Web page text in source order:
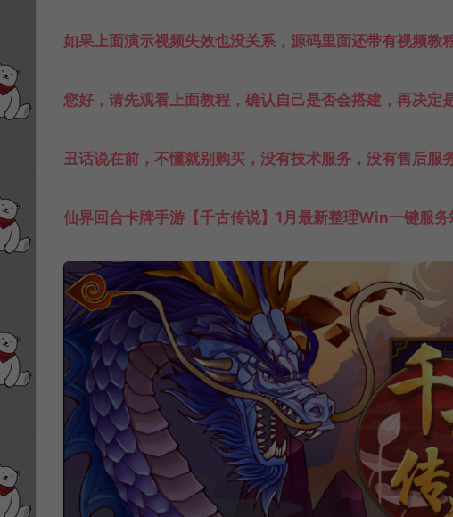
如果上面演示视频失效也没关系，源码里面还带有视频教程
您好，请先观看上面教程，确认自己是否会搭建，再决定
丑话说在前，不懂就别购买，没有技术服务，没有售后服
仙界回合卡牌手游【千古传说】1月最新整理Win一键服